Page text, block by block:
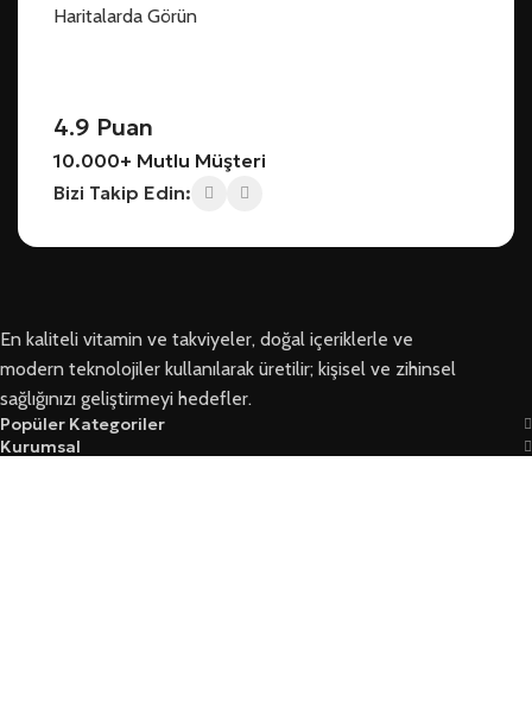
Haritalarda Görün
4.9 Puan
10.000+ Mutlu Müşteri
Bizi Takip Edin:
En kaliteli vitamin ve takviyeler, doğal içeriklerle ve
modern teknolojiler kullanılarak üretilir; kişisel ve zihinsel
sağlığınızı geliştirmeyi hedefler.
Popüler Kategoriler
Kurumsal